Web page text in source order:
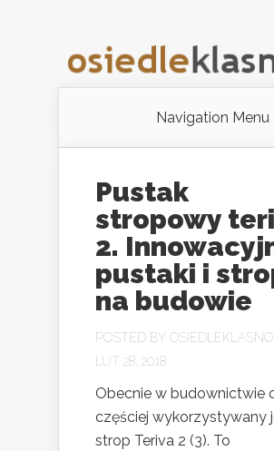
Navigation Menu
Pustak
stropowy
2.
pustaki i
na budowie
POSTED BY
LUT 28, 2018
Obecnie w budownictwie
częściej wykorzystywany
strop Teriva 2 (3). To